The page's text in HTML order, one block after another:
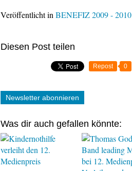
Veröffentlicht in BENEFIZ 2009 - 2010
Diesen Post teilen
Repost 0
Newsletter abonnieren
Was dir auch gefallen könnte: